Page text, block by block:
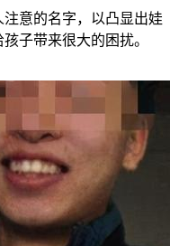
意的名字，以凸显出娃
子带来很大的困扰。